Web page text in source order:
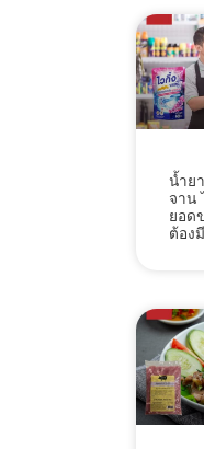
น้ำย
จาน
ยอด
ต้องมี